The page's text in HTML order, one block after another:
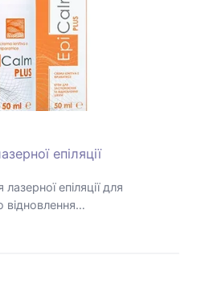
епіляції
епіляції для
відновлення…